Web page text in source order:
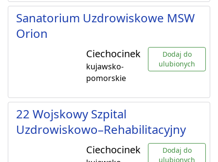
Sanatorium Uzdrowiskowe MSW
Orion
Ciechocinek
kujawsko-
pomorskie
Dodaj do
ulubionych
22 Wojskowy Szpital
Uzdrowiskowo–Rehabilitacyjny
Ciechocinek
Dodaj do
ulubionych